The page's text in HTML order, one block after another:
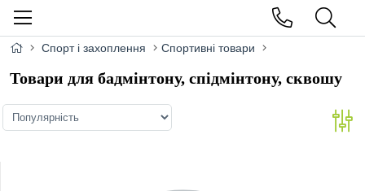
Спорт і захоплення Спортивні товари
Товари для бадмінтону, спідмінтону, сквошу